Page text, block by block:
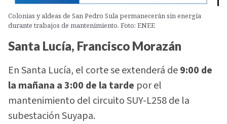
Colonias y aldeas de San Pedro Sula permanecerán sin energía
durante trabajos de mantenimiento. Foto: ENEE
Santa Lucía, Francisco Morazán
En Santa Lucía, el corte se extenderá de9:00 de
la mañana a 3:00 de la tarde por el
mantenimiento del circuito SUY-L258 de la
subestación Suyapa.